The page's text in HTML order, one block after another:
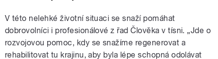
V této nelehké životní situaci se snaží pomáhat
dobrovolníci i profesionálové z řad Člověka v tísni. „Jde o
rozvojovou pomoc, kdy se snažíme regenerovat a
rehabilitovat tu krajinu, aby byla lépe schopná odolávat